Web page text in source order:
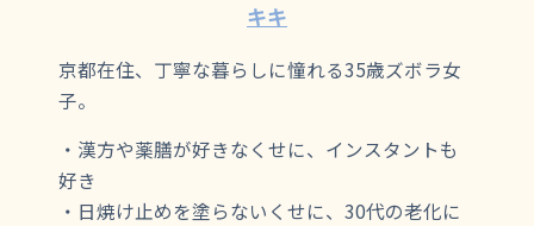
キキ
京都在住、丁寧な暮らしに憧れる35歳ズボラ女
子。
・漢方や薬膳が好きなくせに、インスタントも
好き
・日焼け止めを塗らないくせに、30代の老化に